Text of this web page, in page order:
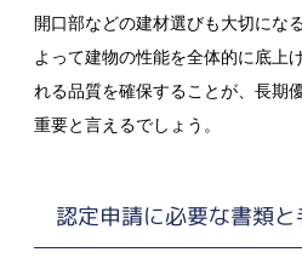
開口部などの建材選びも大切にな
よって建物の性能を全体的に底上
れる品質を確保することが、長期
重要と言えるでしょう。
認定申請に必要な書類と